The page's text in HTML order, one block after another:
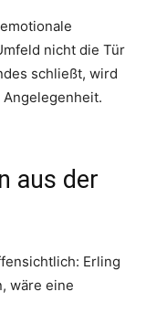
nicht die Tür
schließt, wird
aus der
Erling
wäre eine